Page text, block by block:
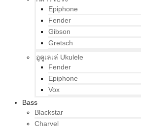
Epiphone
Fender
Gibson
Gretsch
อูคูเลเล่ Ukulele
Fender
Epiphone
Vox
Bass
Blackstar
Charvel